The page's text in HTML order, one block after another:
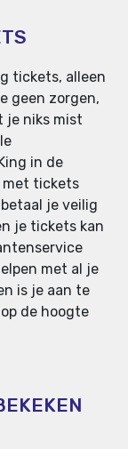
tickets, alleen
geen zorgen,
niks mist
in de
met tickets
je veilig
je tickets kan
met al je
is je aan te
de hoogte